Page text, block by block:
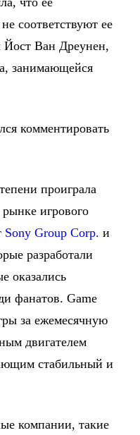
соответствуют ее
Йост Ван Дреунен,
занимающейся
комментировать
проиграла
игрового
Sony Group Corp. и
разработали
оказались
фанатов. Game
за ежемесячную
двигателем
стабильный и
компании, такие